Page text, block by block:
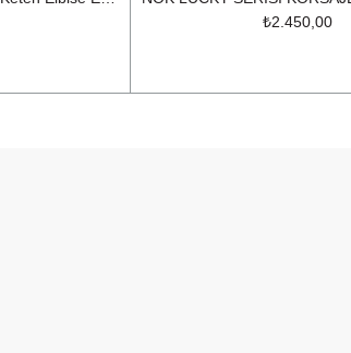
₺2.450,00